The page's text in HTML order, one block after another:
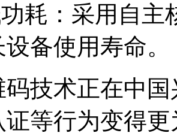
耗：采用自
备使用寿命。
技术正在中
证等行为变得